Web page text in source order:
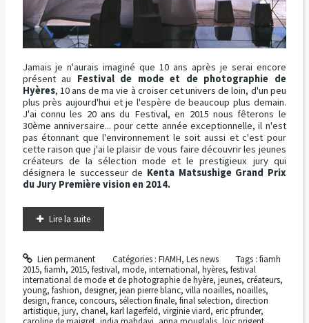
Jamais je n'aurais imaginé que 10 ans après je serai encore
présent au Festival de mode et de photographie de
Hyères, 10 ans de ma vie à croiser cet univers de loin, d'un peu
plus près aujourd'hui et je l'espère de beaucoup plus demain.
J'ai connu les 20 ans du Festival, en 2015 nous fêterons le
30ème anniversaire... pour cette année exceptionnelle, il n'est
pas étonnant que l'environnement le soit aussi et c'est pour
cette raison que j'ai le plaisir de vous faire découvrir les jeunes
créateurs de la sélection mode et le prestigieux jury qui
désignera le successeur de Kenta Matsushige Grand Prix
du Jury Première vision en 2014.
Lire la suite
Lien permanent Catégories : FIAMH, Les news Tags : fiamh
2015, fiamh, 2015, festival, mode, international, hyères, festival
international de mode et de photographie de hyère, jeunes, créateurs,
young, fashion, designer, jean pierre blanc, villa noailles, noailles,
design, france, concours, sélection finale, final selection, direction
artistique, jury, chanel, karl lagerfeld, virginie viard, eric pfrunder,